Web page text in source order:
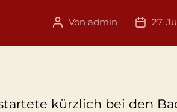
Beitragsautor
Von admin 27.
kürzlich bei den